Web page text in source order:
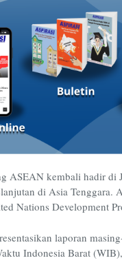
ASEAN kembali hadir di
di Asia Tenggara.
Nations Development
laporan
Indonesia Barat